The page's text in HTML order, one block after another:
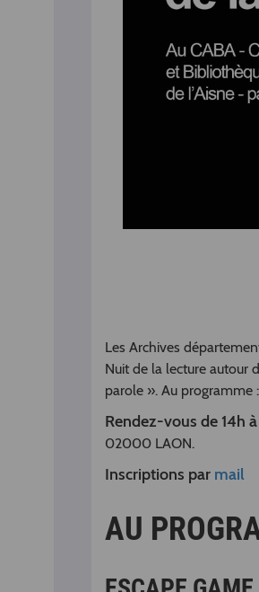
Les Archives
Nuit de la lecture autour
parole ». Au programme
Rendez-vous de 14h
02000 LAON.
Inscriptions par mail
AU